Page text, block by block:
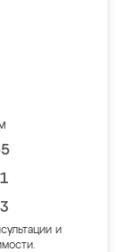
и